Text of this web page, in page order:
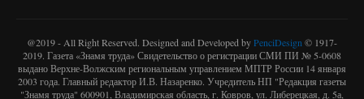
@2019 - All Right Reserved. Designed and Developed byPenciDesign © 1917-
2019. Газета «Знамя труда» Свидетельство о регистрации СМИ ПИ № 5-0608
выдано Верхне-Волжским региональным управлением МПТР России 14 января
2003 года. Главный редактор И.В. Назаренко. Учредитель НП "Редакция газеты
"Знамя труда" 600901, Владимирская область, г. Ковров, ул. Либерецкая, д. 5а,